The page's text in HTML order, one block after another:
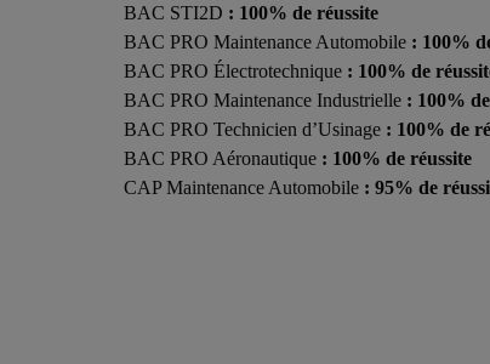
BAC STI2D : 100% de réussite
BAC PRO Maintenance Automobile : 100%
BAC PRO Électrotechnique : 100% de
BAC PRO Maintenance Industrielle : 100%
BAC PRO Technicien d’Usinage : 100% de
BAC PRO Aéronautique : 100% de réussite
CAP Maintenance Automobile : 95% de